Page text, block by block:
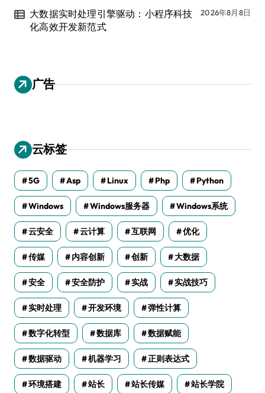
大数据实时处理引擎驱动：小程序科技
化高效开发新范式
2026年8月8日
广告
云标签
5G Asp Linux Php Python
Windows Windows服务器 Windows系统
云安全 云计算 互联网 优化
传媒 内容创新 创新 大数据
安全 安全防护 实战 实战技巧
实时处理 开发环境 弹性计算
数字化转型 数据库 数据赋能
数据驱动 机器学习 正则表达式
环境搭建 站长 站长传媒 站长学院